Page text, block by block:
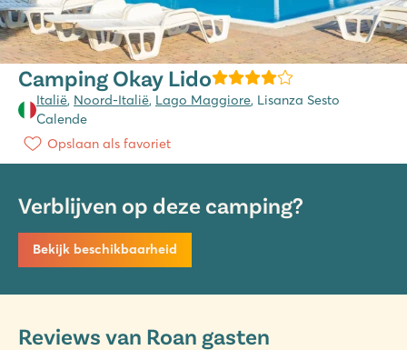
Camping Okay Lido
Italië, Noord-Italië, Lago Maggiore, Lisanza Sesto
Calende
Opslaan als favoriet
Verblijven op deze camping?
Bekijk beschikbaarheid
Reviews van Roan gasten